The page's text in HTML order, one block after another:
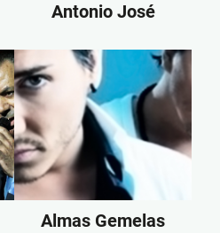
Antonio José
Almas Gemelas